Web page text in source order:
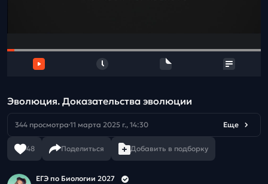
и
Эволюция. Доказательства эволюции
344 просмотра 11 марта 2025 г., 14:30 Еще
48 Поделиться Добавить в подборку
ЕГЭ по Биологии 2027